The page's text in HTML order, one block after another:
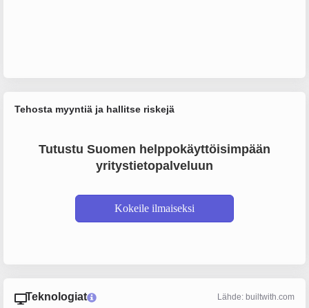
Tehosta myyntiä ja hallitse riskejä
Tutustu Suomen helppokäyttöisimpään
yritystietopalveluun
Kokeile ilmaiseksi
Teknologiat Lähde: builtwith.com